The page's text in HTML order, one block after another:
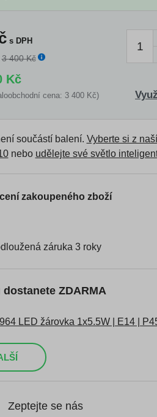
s DPH
3 400 Kč
Kč
cena: 3 400 Kč)
součástí balení. Vyberte si z
nebo udělejte své světlo
zakoupeného zboží
záruka 3 roky
ZDARMA
LED žárovka 1x5.5W | E14 |
Zeptejte se nás